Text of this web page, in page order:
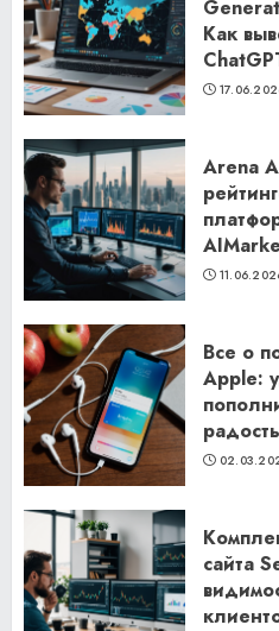
Как
Arena
Все о
Apple:
радость
сайта